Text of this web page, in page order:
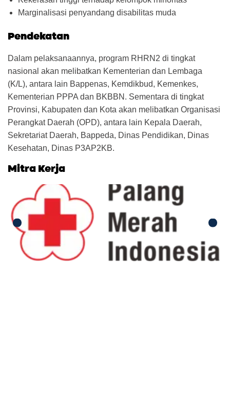
Marginalisasi penyandang disabilitas muda
Pendekatan
Dalam pelaksanaannya, program RHRN2 di tingkat
nasional akan melibatkan Kementerian dan Lembaga
(K/L), antara lain Bappenas, Kemdikbud, Kemenkes,
Kementerian PPPA dan BKBBN. Sementara di tingkat
Provinsi, Kabupaten dan Kota akan melibatkan Organisasi
Perangkat Daerah (OPD), antara lain Kepala Daerah,
Sekretariat Daerah, Bappeda, Dinas Pendidikan, Dinas
Kesehatan, Dinas P3AP2KB.
Mitra Kerja